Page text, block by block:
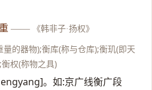
—— 《韩非子·扬权》
量的器物);衡库(称与仓库);衡玑(即天
权(称物之具)
。如:京广线衡广段